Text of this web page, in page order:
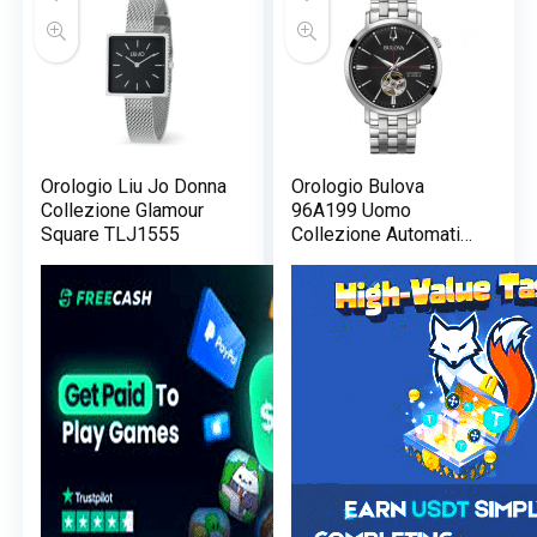
Orologio Liu Jo Donna
Collezione Glamour
Square TLJ1555
Orologio Bulova
96A199 Uomo
Collezione Automatic